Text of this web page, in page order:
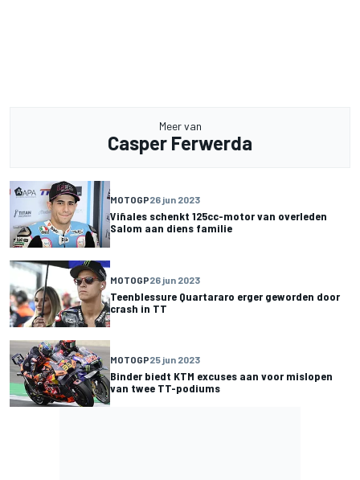
Meer van
Casper Ferwerda
MOTOGP26 jun 2023
Viñales schenkt 125cc-motor van overleden
Salom aan diens familie
MOTOGP26 jun 2023
Teenblessure Quartararo erger geworden door
crash in TT
MOTOGP25 jun 2023
Binder biedt KTM excuses aan voor mislopen
van twee TT-podiums